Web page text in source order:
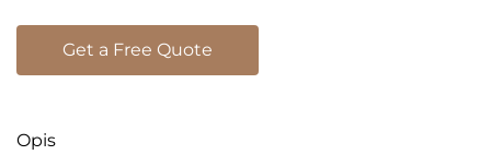
Get a Free Quote
Opis